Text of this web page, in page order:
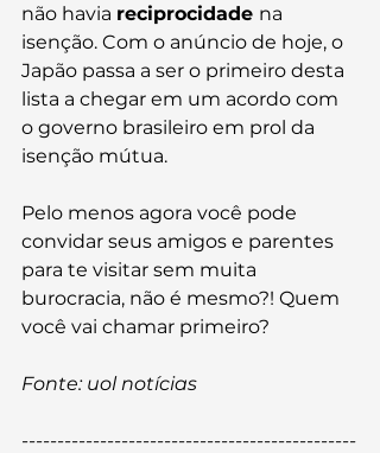
não havia reciprocidade na
isenção. Com o anúncio de hoje, o
Japão passa a ser o primeiro desta
lista a chegar em um acordo com
o governo brasileiro em prol da
isenção mútua.
Pelo menos agora você pode
convidar seus amigos e parentes
para te visitar sem muita
burocracia, não é mesmo?! Quem
você vai chamar primeiro?
Fonte: uol notícias
-----------------------------------------------